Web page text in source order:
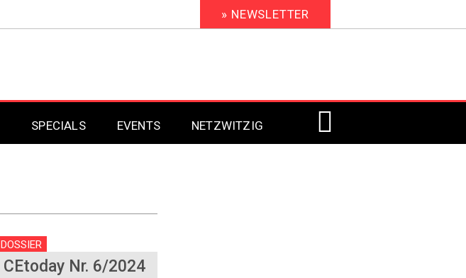
» NEWSLETTER
SPECIALS
Professional AV & Digital Signage 2021
Professional AV & Digital Signage 2020
EVENTS NETZWITZIG
DOSSIER
CEtoday Nr. 6/2024